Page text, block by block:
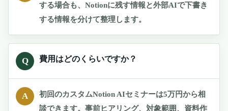
する場合も、Notionに残す情報と外部AIで下書き
する情報を分けて整理します。
Q 費用はどのくらいですか？
A
初回のカスタムNotion AIセミナーは5万円から相
談できます。事前ヒアリング、対象範囲、資料作